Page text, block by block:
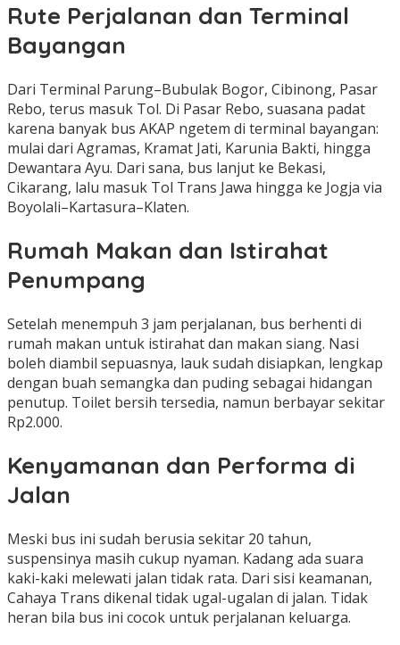
Rute Perjalanan dan Terminal
Bayangan
Dari Terminal Parung–Bubulak Bogor, Cibinong, Pasar
Rebo, terus masuk Tol. Di Pasar Rebo, suasana padat
karena banyak bus AKAP ngetem di terminal bayangan:
mulai dari Agramas, Kramat Jati, Karunia Bakti, hingga
Dewantara Ayu. Dari sana, bus lanjut ke Bekasi,
Cikarang, lalu masuk Tol Trans Jawa hingga ke Jogja via
Boyolali–Kartasura–Klaten.
Rumah Makan dan Istirahat
Penumpang
Setelah menempuh 3 jam perjalanan, bus berhenti di
rumah makan untuk istirahat dan makan siang. Nasi
boleh diambil sepuasnya, lauk sudah disiapkan, lengkap
dengan buah semangka dan puding sebagai hidangan
penutup. Toilet bersih tersedia, namun berbayar sekitar
Rp2.000.
Kenyamanan dan Performa di
Jalan
Meski bus ini sudah berusia sekitar 20 tahun,
suspensinya masih cukup nyaman. Kadang ada suara
kaki-kaki melewati jalan tidak rata. Dari sisi keamanan,
Cahaya Trans dikenal tidak ugal-ugalan di jalan. Tidak
heran bila bus ini cocok untuk perjalanan keluarga.